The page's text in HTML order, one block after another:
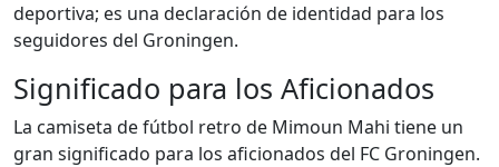
deportiva; es una declaración de identidad para los
seguidores del Groningen.
Significado para los Aficionados
La camiseta de fútbol retro de Mimoun Mahi tiene un
gran significado para los aficionados del FC Groningen.